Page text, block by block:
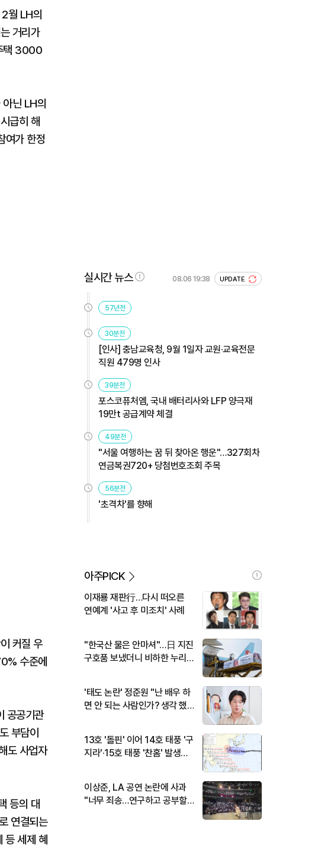
월 LH의
거리가
택 3000
닌 LH의
급히 해
여가 한정
커질 우
수준에
공공기관
부담이
도 사업자
등의 대
연결되는
등 세제 혜
실시간 뉴스 08.06 19:38 UPDATE
57년전
30분전
[인사] 충남교육청, 9월 1일자 교원·교육전문
직원 479명 인사
39분전
포스코퓨처엠, 국내 배터리사와 LFP 양극재
19만t 공급계약 체결
49분전
"서울 여행하는 꿈 뒤 찾아온 행운"…327회차
연금복권720+ 당첨번호조회 주목
56분전
'초격차'를 향해
아주PICK
이재룡 재판行…다시 떠오른
연예계 '사고 후 미조치' 사례
"한국산 물은 안마셔"…日 지진
구호품 보냈더니 비하한 누리
'태도 논란' 정준원 "난 배우 하
면 안 되는 사람인가? 생각 했
13호 '돌핀' 이어 14호 태풍 '구
지라'·15호 태풍 '찬홈' 발생…
이상준, LA 공연 논란에 사과
"너무 죄송…연구하고 공부할